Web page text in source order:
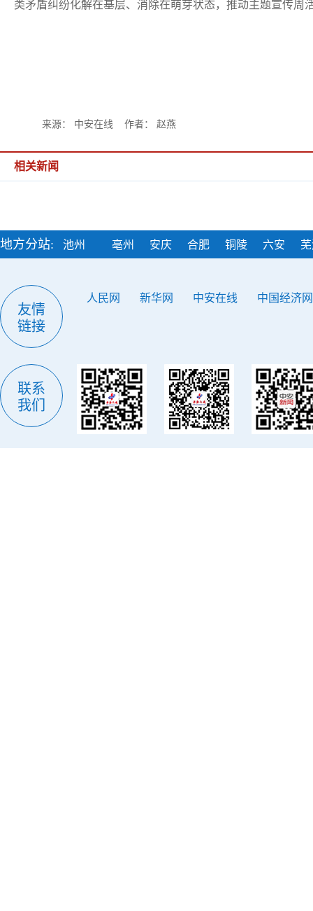
类矛盾纠纷化解在基层、消除在萌芽状态，推动主题宣传周
来源： 中安在线 作者： 赵燕
相关新闻
地方分站: 池州 亳州 安庆 合肥 铜陵 六安
友情
链接
人民网 新华网 中安在线 中国经济网
联系
我们